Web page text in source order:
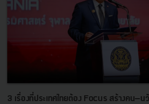
3 เรื่องที่ประเทศไทยต้อง Focus สร้างคน–